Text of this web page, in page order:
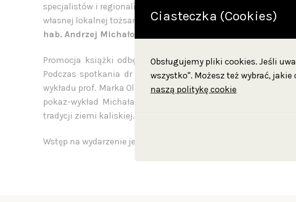
specjalistów i regionalistów. Każdy bowiem odnajdzie w niej
własnej lokalnej tożsamości, wynikającej z historii tego
hab. Andrzej Michałowski
Promocja książki odbędzie się w Muzeum Okręgowym
Podczas spotkania dr Grzegorz Szczurek opowie o pracy
wykładu prof. Marka Olędzkiego o najnowszych ustaleniach
pokaz-wykład Michała Szymańskiego o archeologii
tradycji ziemi kaliskiej.
Wstęp na wydarzenie jest bezpłatny.
Ciasteczka (Cookies)
Obsługujemy pliki cookies. Jeśli
wszystko". Możesz też wybrać,
naszą politykę cookie